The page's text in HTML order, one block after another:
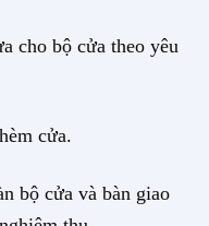
cho bộ cửa theo yêu
cửa.
bộ cửa và bàn giao